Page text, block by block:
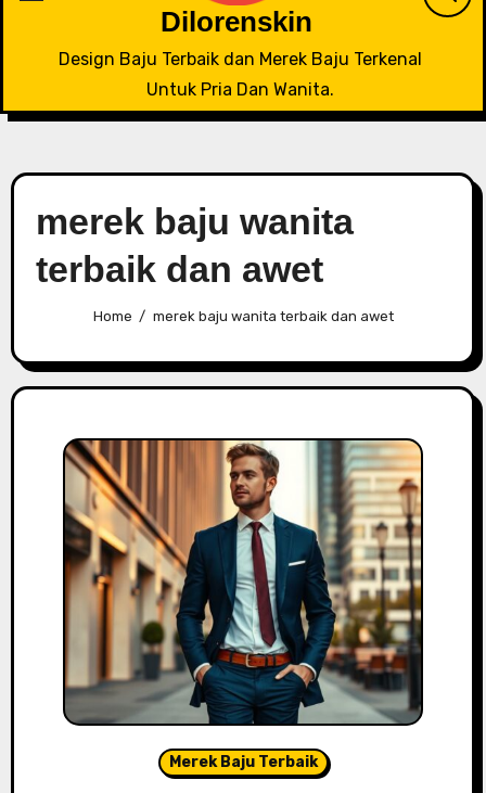
Dilorenskin
Design Baju Terbaik dan Merek Baju Terkenal
Untuk Pria Dan Wanita.
merek baju wanita
terbaik dan awet
Home merek baju wanita terbaik dan awet
Merek Baju Terbaik